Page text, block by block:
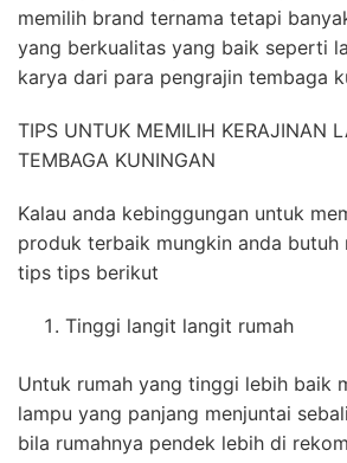
memilih brand ternama tetapi
yang berkualitas yang baik seperti
karya dari para pengrajin tembaga
TIPS UNTUK MEMILIH KERAJINAN
TEMBAGA KUNINGAN
Kalau anda kebinggungan untuk
produk terbaik mungkin anda butuh
tips tips berikut
Tinggi langit langit rumah
Untuk rumah yang tinggi lebih baik
lampu yang panjang menjuntai
bila rumahnya pendek lebih di